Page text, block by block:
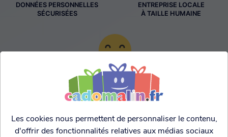
DONNÉES PERSONNELLES
SÉCURISÉES
ENTREPRISE LOCALE
À TAILLE HUMAINE
TARIFS AGRESSIFS &
FRANCO LEGER
Les cookies nous permettent de personnaliser le contenu,
d'offrir des fonctionnalités relatives aux médias sociaux